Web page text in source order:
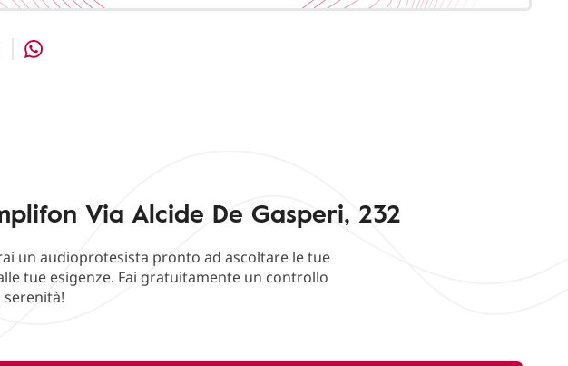
Via Alcide De Gasperi, 232
un audioprotesista pronto ad ascoltare le tue
tue esigenze. Fai gratuitamente un controllo
serenità!